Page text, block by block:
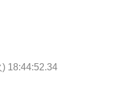
18:44:52.34